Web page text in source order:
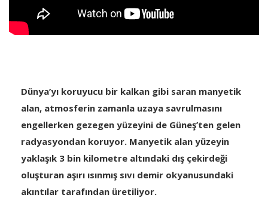
Dünya’yı koruyucu bir kalkan gibi saran manyetik
alan, atmosferin zamanla uzaya savrulmasını
engellerken gezegen yüzeyini de Güneş’ten gelen
radyasyondan koruyor. Manyetik alan yüzeyin
yaklaşık 3 bin kilometre altındaki dış çekirdeği
oluşturan aşırı ısınmış sıvı demir okyanusundaki
akıntılar tarafından üretiliyor.